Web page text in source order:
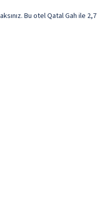
Bu otel Qatal Gah ile